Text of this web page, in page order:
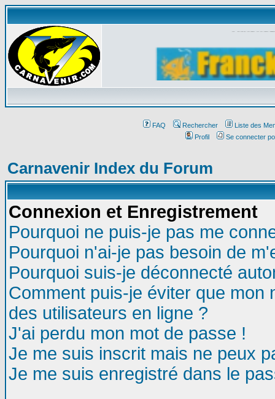
FAQ Rechercher
Liste des
Profil
Se connecter
Carnavenir Index du Forum
Connexion et Enregistrement
Pourquoi ne puis-je pas me
Pourquoi n'ai-je pas besoin de
Pourquoi suis-je déconnecté
Comment puis-je éviter que mon
des utilisateurs en ligne ?
J'ai perdu mon mot de passe !
Je me suis inscrit mais ne peux
Je me suis enregistré dans le